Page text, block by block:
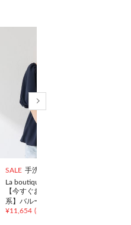
SALE 手洗い可
La boutique BonBon
【今すぐお届け・最強モテ
系】バルーンペプラムブラウ
ス
¥11,654 (35%OFF